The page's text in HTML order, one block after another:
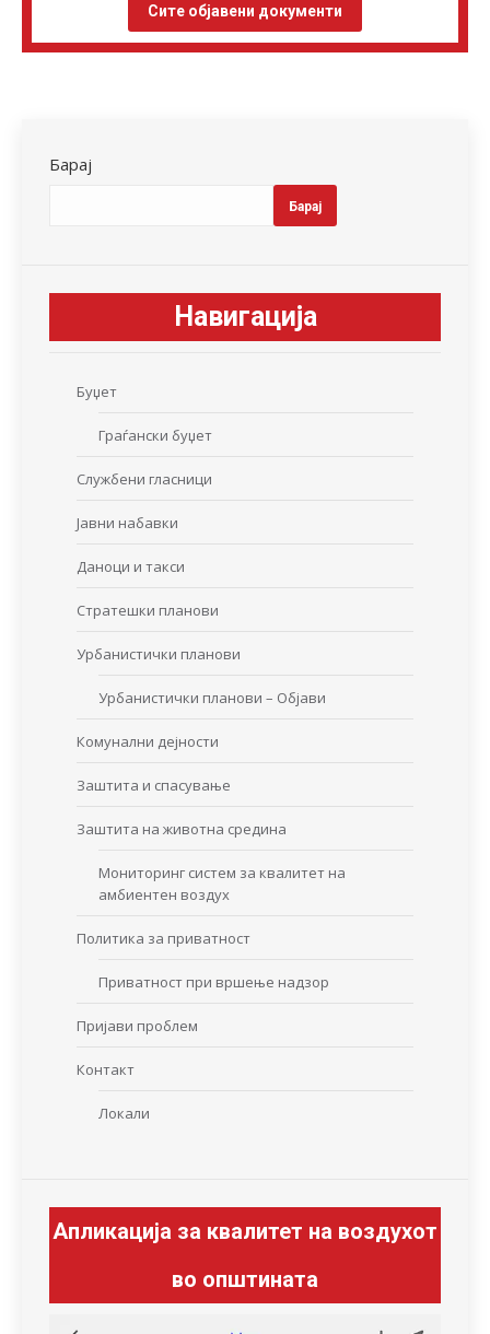
Сите објавени документи
Барај
Барај
Навигација
Буџет
Граѓански буџет
Службени гласници
Јавни набавки
Даноци и такси
Стратешки планови
Урбанистички планови
Урбанистички планови – Објави
Комунални дејности
Заштита и спасување
Заштита на животна средина
Мониторинг систем за квалитет на
амбиентен воздух
Политика за приватност
Приватност при вршење надзор
Пријави проблем
Контакт
Локали
Апликација за квалитет на воздухот
во општината